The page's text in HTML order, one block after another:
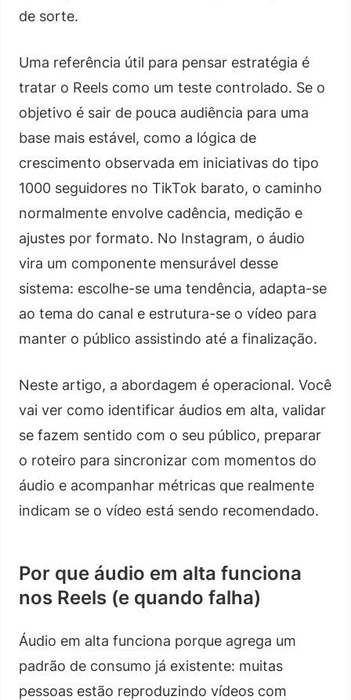
de sorte.
Uma referência útil para pensar estratégia é
tratar o Reels como um teste controlado. Se o
objetivo é sair de pouca audiência para uma
base mais estável, como a lógica de
crescimento observada em iniciativas do tipo
1000 seguidores no TikTok barato, o caminho
normalmente envolve cadência, medição e
ajustes por formato. No Instagram, o áudio
vira um componente mensurável desse
sistema: escolhe-se uma tendência, adapta-se
ao tema do canal e estrutura-se o vídeo para
manter o público assistindo até a finalização.
Neste artigo, a abordagem é operacional. Você
vai ver como identificar áudios em alta, validar
se fazem sentido com o seu público, preparar
o roteiro para sincronizar com momentos do
áudio e acompanhar métricas que realmente
indicam se o vídeo está sendo recomendado.
Por que áudio em alta funciona
nos Reels (e quando falha)
Áudio em alta funciona porque agrega um
padrão de consumo já existente: muitas
pessoas estão reproduzindo vídeos com